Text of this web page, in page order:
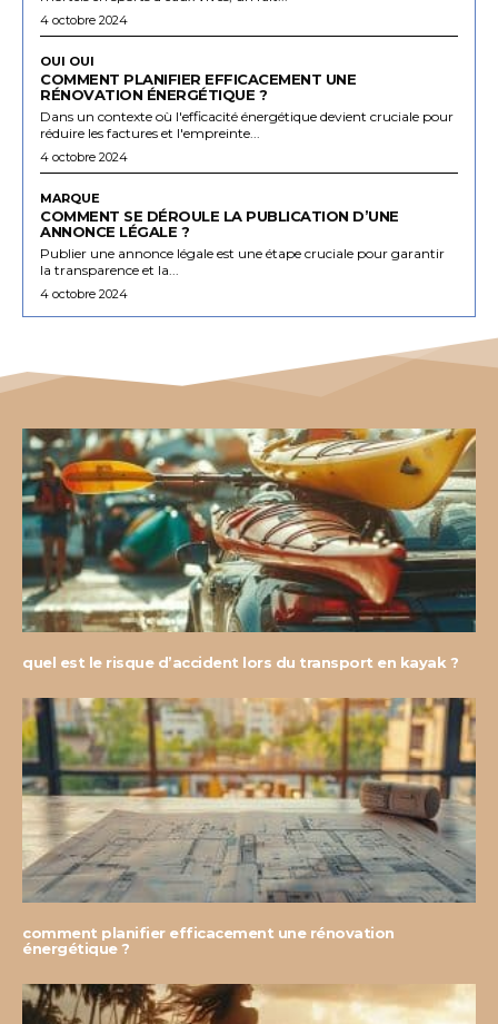
4 octobre 2024
OUI OUI
COMMENT PLANIFIER EFFICACEMENT UNE
RÉNOVATION ÉNERGÉTIQUE ?
Dans un contexte où l'efficacité énergétique devient cruciale pour
réduire les factures et l'empreinte...
4 octobre 2024
MARQUE
COMMENT SE DÉROULE LA PUBLICATION D’UNE
ANNONCE LÉGALE ?
Publier une annonce légale est une étape cruciale pour garantir
la transparence et la...
4 octobre 2024
quel est le risque d’accident lors du transport en kayak ?
comment planifier efficacement une rénovation
énergétique ?